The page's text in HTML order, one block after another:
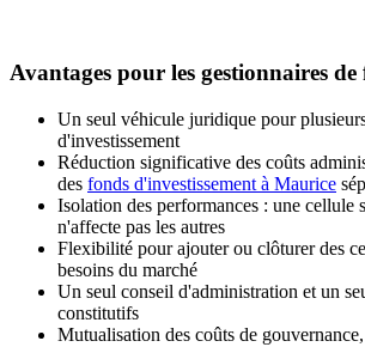
Avantages pour les gestionnaires de
Un seul véhicule juridique pour
d'investissement
Réduction significative des coûts
des fonds d'investissement à Maurice
Isolation des performances : une cellule
n'affecte pas les autres
Flexibilité pour ajouter ou clôturer des
besoins du marché
Un seul conseil d'administration et un
constitutifs
Mutualisation des coûts de